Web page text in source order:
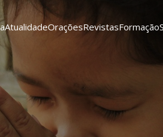
AtualidadeOraçõesRevistasFormação